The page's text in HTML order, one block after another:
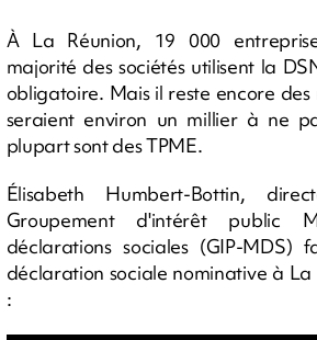
À La Réunion, 19 000
majorité des sociétés utilisent la
obligatoire. Mais il reste encore
seraient environ un millier à ne
plupart sont des TPME.
Élisabeth Humbert-Bottin,
Groupement d'intérêt public
déclarations sociales (GIP-
déclaration sociale nominative à La
: